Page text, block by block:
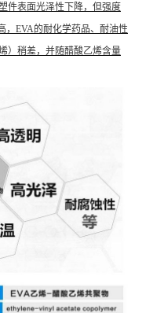
件表面光泽性下降，但强度
EVA的耐化学药品、 耐油性
）稍差，并随醋酸乙烯含量